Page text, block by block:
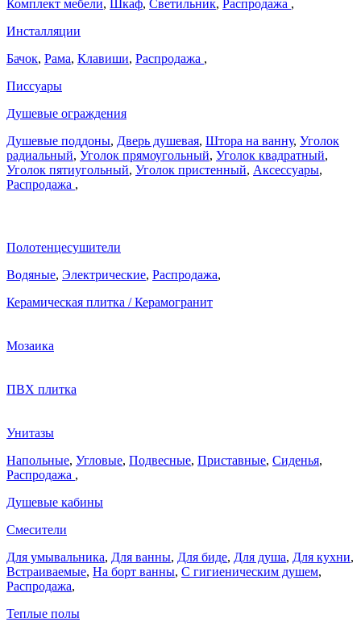
Комплект мебели, Шкаф, Светильник, Распродажа ,
Инсталляции
Бачок, Рама, Клавиши, Распродажа ,
Писсуары
Душевые ограждения
Душевые поддоны, Дверь душевая, Штора на ванну, Уголок
радиальный, Уголок прямоугольный, Уголок квадратный,
Уголок пятиугольный, Уголок пристенный, Аксессуары,
Распродажа ,
Полотенцесушители
Водяные, Электрические, Распродажа,
Керамическая плитка / Керамогранит
Мозаика
ПВХ плитка
Унитазы
Напольные, Угловые, Подвесные, Приставные, Сиденья,
Распродажа ,
Душевые кабины
Смесители
Для умывальника, Для ванны, Для биде, Для душа, Для кухни,
Встраиваемые, На борт ванны, C гигиеническим душем,
Распродажа,
Теплые полы